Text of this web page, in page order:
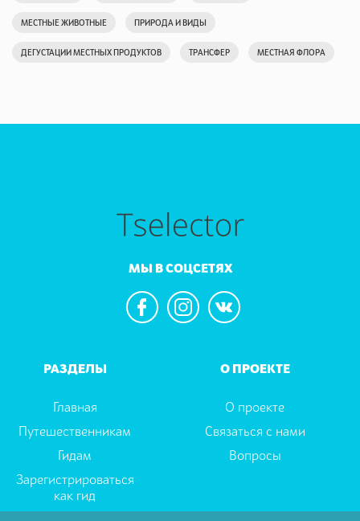
МЕСТНЫЕ ЖИВОТНЫЕ ПРИРОДА И ВИДЫ
ДЕГУСТАЦИИ МЕСТНЫХ ПРОДУКТОВ ТРАНСФЕР МЕСТНАЯ ФЛОРА
РАЗДЕЛЫ
Главная
Путешественникам
Гидам
Зарегистрироваться
как гид
О ПРОЕКТЕ
О проекте
Связаться с нами
Вопросы
МЫ В СОЦСЕТЯХ